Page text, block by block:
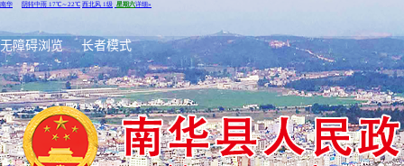
无障碍浏览 长者模式